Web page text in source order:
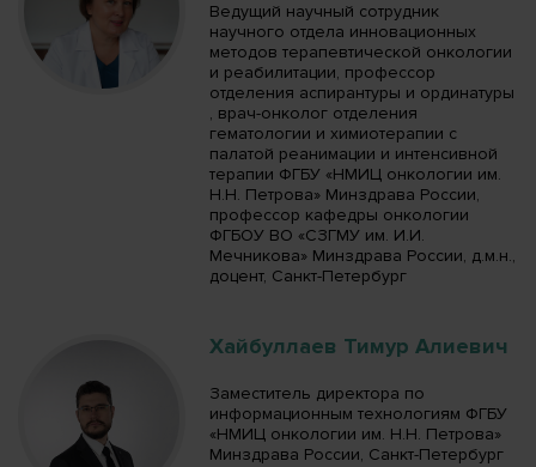
Ведущий научный сотрудник
научного отдела инновационных
методов терапевтической онкологии
и реабилитации, профессор
отделения аспирантуры и ординатуры
, врач-онколог отделения
гематологии и химиотерапии с
палатой реанимации и интенсивной
терапии ФГБУ «НМИЦ онкологии им.
Н.Н. Петрова» Минздрава России,
профессор кафедры онкологии
ФГБОУ ВО «СЗГМУ им. И.И.
Мечникова» Минздрава России, д.м.н.,
доцент, Санкт-Петербург
Хайбуллаев Тимур Алиевич
Заместитель директора по
информационным технологиям ФГБУ
«НМИЦ онкологии им. Н.Н. Петрова»
Минздрава России, Санкт-Петербург